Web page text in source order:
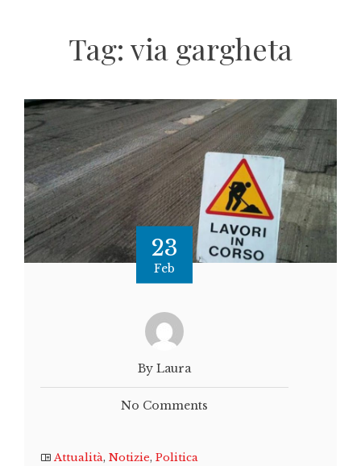
Tag: via gargheta
23
Feb
By Laura
No Comments
Attualità, Notizie, Politica